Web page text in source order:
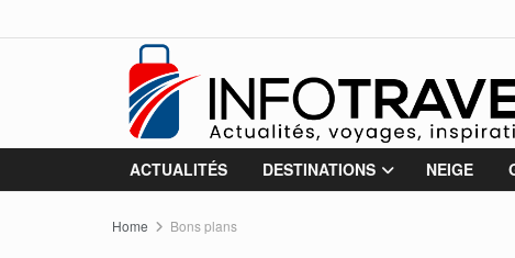
ACTUALITÉS DESTINATIONS NEIGE
Home Bons plans